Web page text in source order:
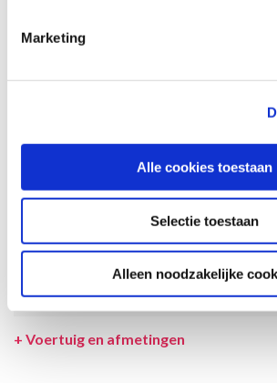
Marketing
Alle cookies toestaan
Selectie toestaan
Alleen noodzakelijke
SPECIFICATIES CAMPER
VERZEKERINGEN
LEVERANCIER
+ Voertuig en afmetingen